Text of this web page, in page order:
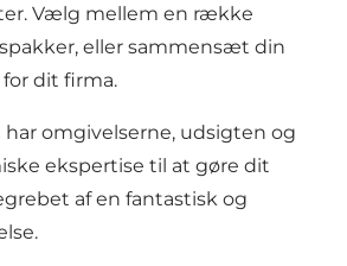
Vælg mellem en række
eller sammensæt din
for dit firma.
omgivelserne, udsigten og
ekspertise til at gøre dit
af en fantastisk og